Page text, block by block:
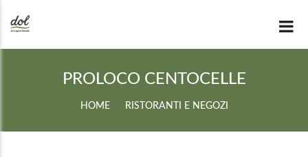
PROLOCO CENTOCELLE
HOME RISTORANTI E NEGOZI